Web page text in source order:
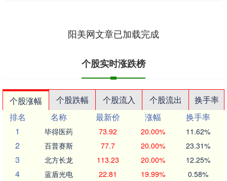
阳美网文章已加载完成
个股实时涨跌榜
个股涨幅 个股跌幅 个股流入 个股流出
换手率
排名
名称 最新价 涨幅
换手率
1
毕得医药 73.92 20.00% 11.62%
2 百普赛斯 77.7 20.00% 23.31%
3 北方长龙 113.23 20.00% 12.25%
4 蓝盾光电 22.81 19.99% 0.58%